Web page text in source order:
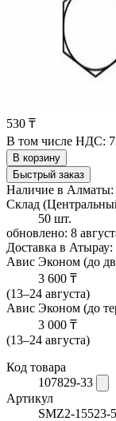
530 ₸
В том числе НДС:
В корзину
Быстрый заказ
Наличие в Алматы:
Склад
50 шт.
обновлено: 8
Доставка в Атырау:
Авис Эконом (до
3 600 ₸
(13–24 августа)
Авис Эконом (до
3 000 ₸
(13–24 августа)
Код товара
107829-33
Артикул
SMZ2-15523-5